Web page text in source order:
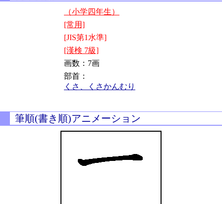
（小学四年生）
[常用]
[JIS第1水準]
[漢検 7級]
画数：7画
部首：
くさ、くさかんむり
筆順(書き順)アニメーション